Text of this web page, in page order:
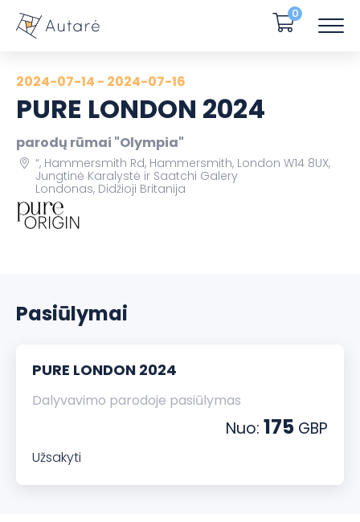
0
2024-07-14 - 2024-07-16
PURE LONDON 2024
parodų rūmai "Olympia"
“, Hammersmith Rd, Hammersmith, London W14 8UX,
Jungtinė Karalystė ir Saatchi Galery
Londonas, Didžioji Britanija
Pasiūlymai
PURE LONDON 2024
Dalyvavimo parodoje pasiūlymas
Nuo: 175 GBP
Užsakyti